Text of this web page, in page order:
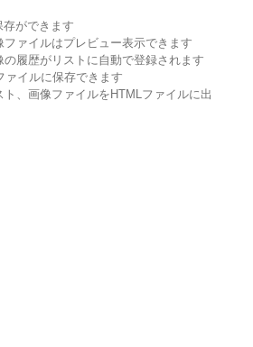
存ができます
ファイルはプレビュー表示できます
の履歴がリストに自動で登録されます
ァイルに保存できます
ト、画像ファイルをHTMLファイルに出